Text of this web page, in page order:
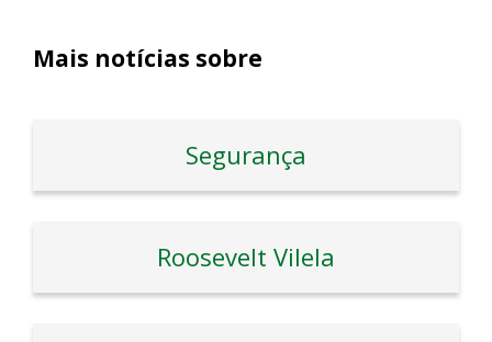
Mais notícias sobre
Segurança
Roosevelt Vilela